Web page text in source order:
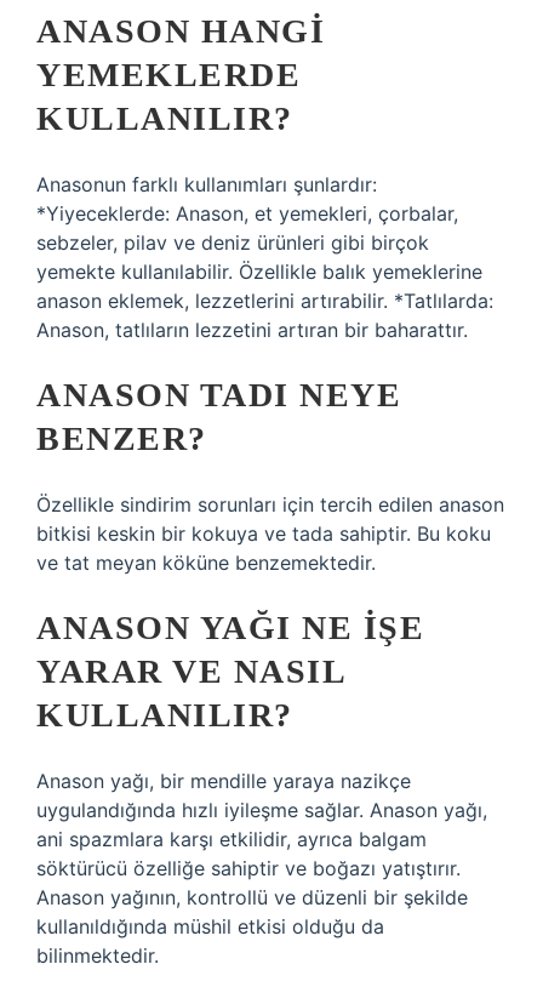
ANASON HANGI
YEMEKLERDE
KULLANILIR?
Anasonun farklı kullanımları şunlardır:
*Yiyeceklerde: Anason, et yemekleri, çorbalar,
sebzeler, pilav ve deniz ürünleri gibi birçok
yemekte kullanılabilir. Özellikle balık yemeklerine
anason eklemek, lezzetlerini artırabilir. *Tatlılarda:
Anason, tatlıların lezzetini artıran bir baharattır.
ANASON TADI NEYE
BENZER?
Özellikle sindirim sorunları için tercih edilen anason
bitkisi keskin bir kokuya ve tada sahiptir. Bu koku
ve tat meyan köküne benzemektedir.
ANASON YAĞI NE IŞE
YARAR VE NASIL
KULLANILIR?
Anason yağı, bir mendille yaraya nazikçe
uygulandığında hızlı iyileşme sağlar. Anason yağı,
ani spazmlara karşı etkilidir, ayrıca balgam
söktürücü özelliğe sahiptir ve boğazı yatıştırır.
Anason yağının, kontrollü ve düzenli bir şekilde
kullanıldığında müshil etkisi olduğu da
bilinmektedir.